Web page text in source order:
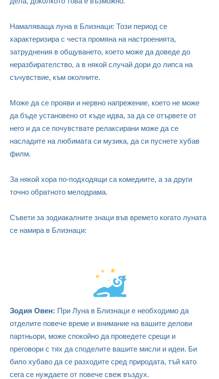
Намаляваща луна в Близнаци: Този период се
характеризира с честа промяна на настроенията,
затруднения в общуването, което може да доведе до
неразбирателство, а в някой случай дори до липса на
съчувствие, към околните.
Може да се прояви и нервно напрежение, което не може
да бъде установено от къде идва, за да се отървете от
него и да се почувствате релаксирани може да се
насладите на любимата си музика, да си пуснете хубав
филм.
За някой хора по-подходящи са комедиите, а за други
точно обратното мелодрама.
Съвети за зодиакалните знаци във времето когато луната
се намира в Близнаци:
Зодия Овен: При Луна в Близнаци е необходимо да
отделите повече време и внимание на вашите делови
партньори, може спокойно да проведете срещи и
преговори с тях да споделите вашите мисли и идеи. Би
било хубаво да се разходите сред природата, тъй като
сега се нуждаете от повече свеж въздух.